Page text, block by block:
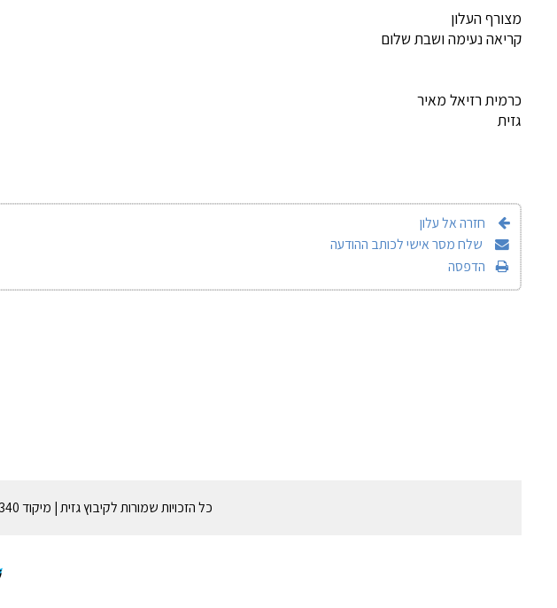
מצורף העלון
קריאה נעימה ושבת שלום
כרמית רזיאל מאיר
גזית
חזרה אל עלון
שלח מסר אישי לכותב ההודעה
הדפסה
כל הזכויות שמורות לקיבוץ גזית | מיקוד 19340 | טל: 04-6768511 | אימייל:gazitmzd@k-gazit.co.il